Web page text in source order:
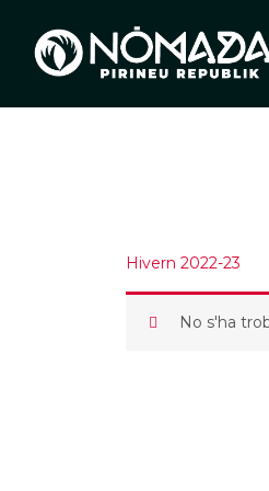
contingut
Hivern 2022-23
No s'ha